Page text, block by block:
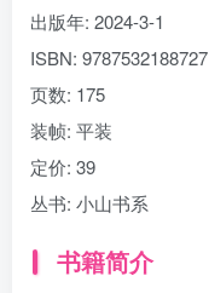
出版年: 2024-3-1
ISBN: 9787532188727
页数: 175
装帧: 平装
定价: 39
丛书: 小山书系
书籍简介